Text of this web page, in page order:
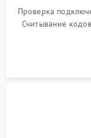
Проверка
Считывание
выявления